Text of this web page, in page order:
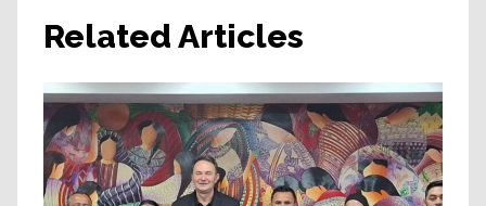
Related Articles